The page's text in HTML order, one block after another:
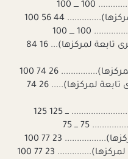
ــــ 100
44 56 100
ــــ 100
محافظة البحيرة (مدينة دمنهور وقرى تابعة لمركزها)... 16 84
26 74 100
كفر الشيخ (مدينة كفر الشيخ وقرى تابعة لمركزها)..... 26 74
ـــ 125 125
75 ـــ 75
23 77 100
23 77 100